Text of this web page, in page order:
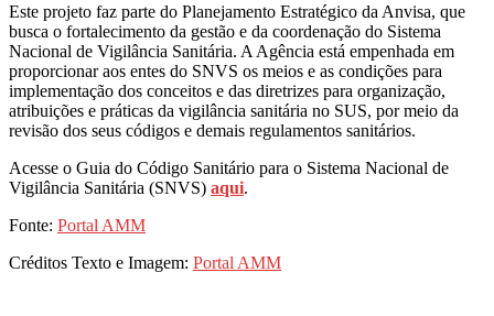
Este projeto faz parte do Planejamento Estratégico da Anvisa, que
busca o fortalecimento da gestão e da coordenação do Sistema
Nacional de Vigilância Sanitária. A Agência está empenhada em
proporcionar aos entes do SNVS os meios e as condições para
implementação dos conceitos e das diretrizes para organização,
atribuições e práticas da vigilância sanitária no SUS, por meio da
revisão dos seus códigos e demais regulamentos sanitários.
Acesse o Guia do Código Sanitário para o Sistema Nacional de
Vigilância Sanitária (SNVS) aqui.
Fonte: Portal AMM
Créditos Texto e Imagem: Portal AMM